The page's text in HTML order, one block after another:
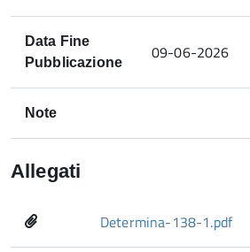
Data Fine
Pubblicazione
09-06-2026
Note
Allegati
Determina-138-1.pdf